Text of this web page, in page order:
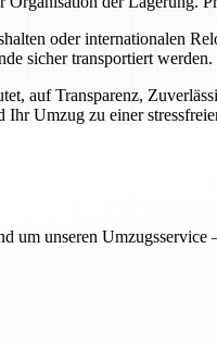
oder internationalen
sicher transportiert
auf Transparenz,
Umzug zu einer
unseren Umzugsservice